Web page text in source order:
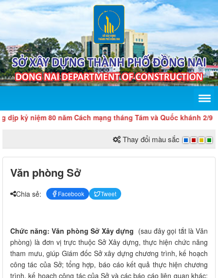
kỷ niệm 80 năm Cách mạng tháng Tám và Quốc khánh 2/9
Thay đổi màu sắc
Văn phòng Sở
Chia sẻ: Facebook Tweet
Chức năng: Văn phòng Sở Xây dựng ​ (sau đây gọi tắt là Văn
phòng) là đơn vị trực thuộc Sở Xây dựng, thực hiện chức năng
tham mưu, giúp Giám đốc Sở xây dựng chương trình, kế hoạch
công tác của Sở; tổng hợp, báo cáo kết quả thực hiện chương
trình, kế hoạch công tác của Sở và các báo cáo liên quan khác;